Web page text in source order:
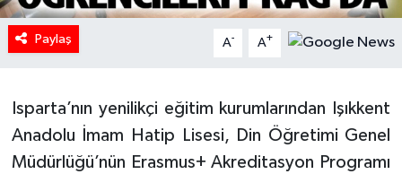
Paylaş A- A+
Isparta’nın yenilikçi eğitim kurumlarından Işıkkent
Anadolu İmam Hatip Lisesi, Din Öğretimi Genel
Müdürlüğü’nün Erasmus+ Akreditasyon Programı
Oyun
POLİTİKA
RESMİ İLANLAR
SAĞLIK